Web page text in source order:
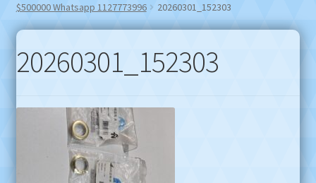
$500000 Whatsapp 1127773996
20260301_152303
20260301_152303